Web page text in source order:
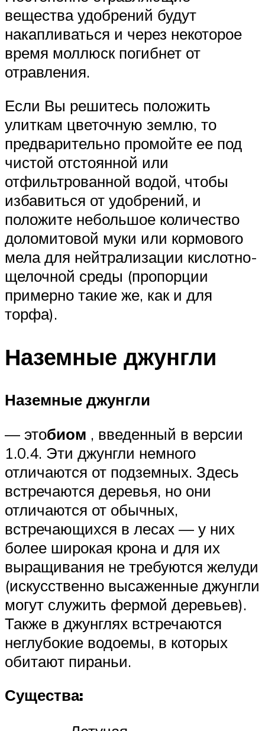
вещества удобрений будут
накапливаться и через некоторое
время моллюск погибнет от
отравления.
Если Вы решитесь положить
улиткам цветочную землю, то
предварительно промойте ее под
чистой отстоянной или
отфильтрованной водой, чтобы
избавиться от удобрений, и
положите небольшое количество
доломитовой муки или кормового
мела для нейтрализации кислотно-
щелочной среды (пропорции
примерно такие же, как и для
торфа).
Наземные джунгли
Наземные джунгли
— этобиом , введенный в версии
1.0.4. Эти джунгли немного
отличаются от подземных. Здесь
встречаются деревья, но они
отличаются от обычных,
встречающихся в лесах — у них
более широкая крона и для их
выращивания не требуются желуди
(искусственно высаженные джунгли
могут служить фермой деревьев).
Также в джунглях встречаются
неглубокие водоемы, в которых
обитают пираньи.
Существа: